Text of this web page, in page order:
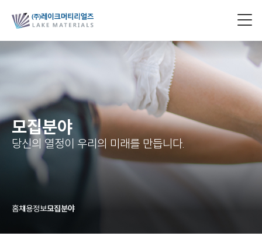
모집분야
당신의 열정이 우리의 미래를 만듭니다.
홈채용정보모집분야